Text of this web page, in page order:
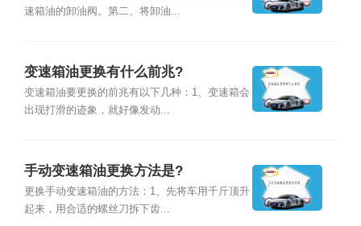
速箱油的卸油阀。第二、将卸油...
变速箱油更换有什么前兆?
变速箱油要更换的前兆有以下几种：1、变速箱会
出现打滑的迹象，就好像发动...
手动变速箱油更换方法是?
更换手动变速箱油的方法：1、先将车用千斤顶升
起来，用合适的螺丝刀拆下齿...